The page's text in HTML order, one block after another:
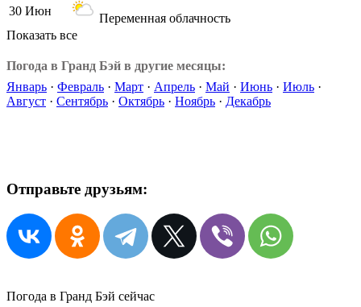
30 Июн
Переменная облачность
Показать все
Погода в Гранд Бэй в другие месяцы:
Январь · Февраль · Март · Апрель · Май · Июнь · Июль ·
Август · Сентябрь · Октябрь · Ноябрь · Декабрь
Отправьте друзьям:
Погода в Гранд Бэй сейчас